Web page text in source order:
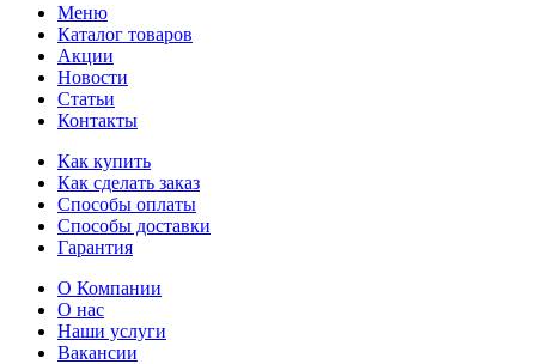
Меню
Каталог товаров
Акции
Новости
Статьи
Контакты
Как купить
Как сделать заказ
Способы оплаты
Способы доставки
Гарантия
О Компании
О нас
Наши услуги
Вакансии